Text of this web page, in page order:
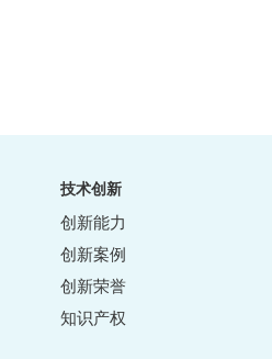
技术创新
创新能力
创新案例
创新荣誉
知识产权